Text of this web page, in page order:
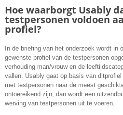
Hoe waarborgt Usably
testpersonen voldoen
profiel?
In de briefing van het onderzoek wordt in
gewenste profiel van de testpersonen
verhouding man/vrouw en de
vallen. Usably gaat op basis van
met testpersonen naar de meest
ontoereikend zijn, dan wordt een
werving van testpersonen uit te voeren.